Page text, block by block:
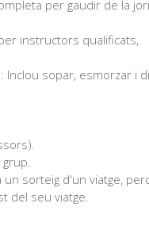
per gaudir de la
instructors qualificats,
Inclou sopar, esmorzar i
sorteig d'un viatge,
del seu viatge.⁣